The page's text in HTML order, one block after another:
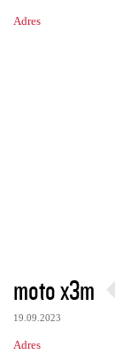
Adres
moto x3m
19.09.2023
Adres